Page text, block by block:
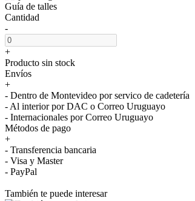
Guía de talles
Cantidad
-
+
Producto sin stock
Envíos
+
- Dentro de Montevideo por servico de cadetería
- Al interior por DAC o Correo Uruguayo
- Internacionales por Correo Uruguayo
Métodos de pago
+
- Transferencia bancaria
- Visa y Master
- PayPal
También te puede interesar